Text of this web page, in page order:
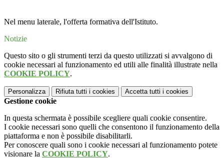
Nel menu laterale, l'offerta formativa dell'Istituto.
Notizie
Questo sito o gli strumenti terzi da questo utilizzati si avvalgono di
cookie necessari al funzionamento ed utili alle finalità illustrate nella
COOKIE POLICY.
Personalizza Rifiuta tutti i cookies Accetta tutti i cookies
Gestione cookie
In questa schermata è possibile scegliere quali cookie consentire.
I cookie necessari sono quelli che consentono il funzionamento della
piattaforma e non è possibile disabilitarli.
Per conoscere quali sono i cookie necessari al funzionamento potete
visionare la COOKIE POLICY.